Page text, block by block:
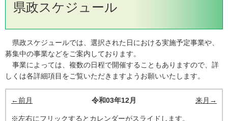
県政スケジュール
県政スケジュールでは、選択された日における実施予定事業や、
募集中の事業などをご案内しております。
事業によっては、複数の日程で開催することもありますので、詳
しくは各詳細項目をご覧いただきますようお願いいたします。
←前月 令和03年12月 来月→
※左右にフリックするとカレンダーがスライドします。